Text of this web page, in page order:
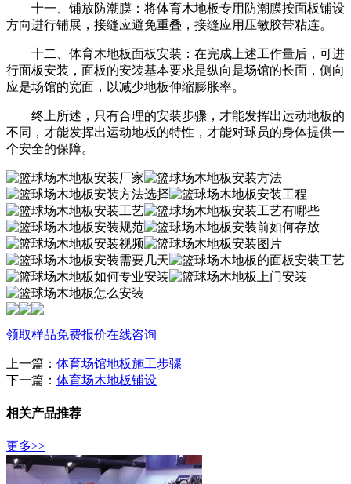
十一、铺放防潮膜：将体育木地板专用防潮膜按面板铺设
方向进行铺展，接缝应避免重叠，接缝应用压敏胶带粘连。
十二、体育木地板面板安装：在完成上述工作量后，可进
行面板安装，面板的安装基本要求是纵向是场馆的长面，侧向
应是场馆的宽面，以减少地板伸缩膨胀率。
终上所述，只有合理的安装步骤，才能发挥出运动地板的
不同，才能发挥出运动地板的特性，才能对球员的身体提供一
个安全的保障。
领取样品免费报价在线咨询
上一篇： 体育场馆地板施工步骤
下一篇： 体育场木地板铺设
相关产品推荐
更多>>